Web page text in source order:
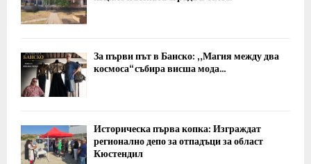
За първи път в Банско: „Магия между два
космоса“ събира висша мода...
Историческа първа копка: Изграждат
регионално депо за отпадъци за област
Кюстендил